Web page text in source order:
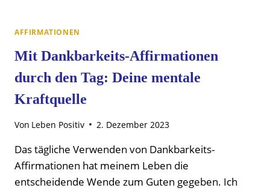
AFFIRMATIONEN
Mit Dankbarkeits-Affirmationen
durch den Tag: Deine mentale
Kraftquelle
Von Leben Positiv 2. Dezember 2023
Das tägliche Verwenden von Dankbarkeits-
Affirmationen hat meinem Leben die
entscheidende Wende zum Guten gegeben. Ich